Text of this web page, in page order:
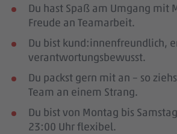
Du hast Spaß am Umgang mit
Freude an Teamarbeit.
Du bist kund:innenfreundlich,
verantwortungsbewusst.
Du packst gern mit an – so
Team an einem Strang.
Du bist von Montag bis
23:00 Uhr flexibel.